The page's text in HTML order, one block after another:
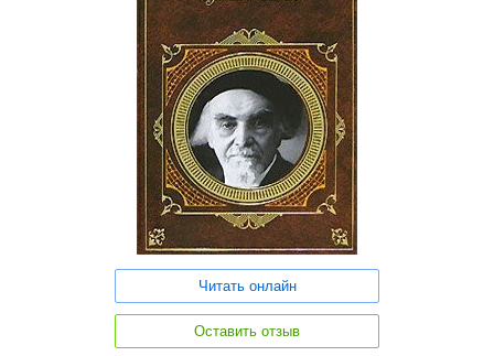
Читать онлайн
Оставить отзыв